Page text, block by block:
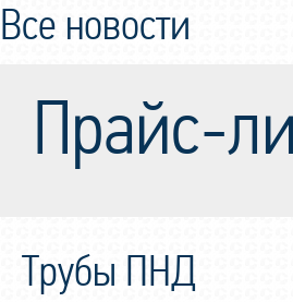
Все новости
Прайс-
Трубы ПНД